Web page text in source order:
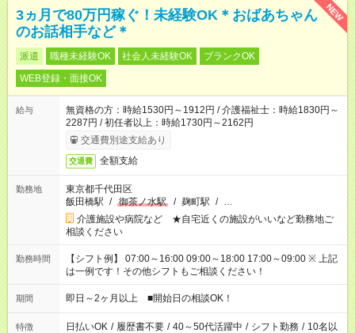
NEW
3ヵ月で80万円稼ぐ！未経験OK＊おばあちゃん
のお話相手など＊
派遣 職種未経験OK 社会人未経験OK
ブランクOK
WEB登録・面接OK
給与
無資格の方：時給1530円～1912円 / 介護福祉士：時給1830円～
2287円 / 初任者以上：時給1730円～2162円
交通費別途支給あり
交通費 全額支給
勤務地
東京都千代田区
飯田橋駅 / 御茶ノ水駅 / 麹町駅 / …
介護施設や病院など ★自宅近くの施設がいいなど勤務地ご
相談ください
勤務時間
【シフト例】 07:00～16:00 09:00～18:00 17:00～09:00 ※ 上記
は一例です！その他シフトもご相談ください！
期間 即日～2ヶ月以上 ■開始日の相談OK！
特徴 日払いOK / 履歴書不要 / 40～50代活躍中 / シフト勤務 / 10名以